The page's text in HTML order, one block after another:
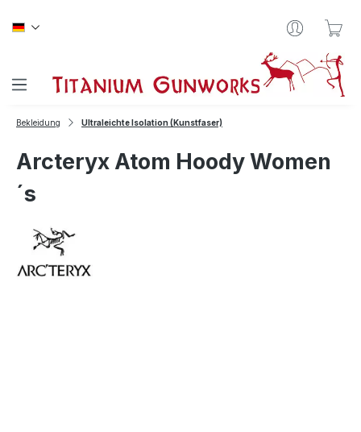
Bekleidung Ultraleichte Isolation (Kunstfaser)
Arcteryx Atom Hoody Women
´s